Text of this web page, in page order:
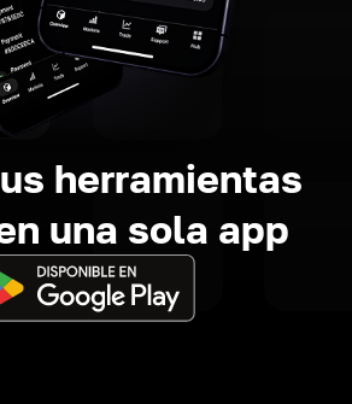
herramientas
una sola app